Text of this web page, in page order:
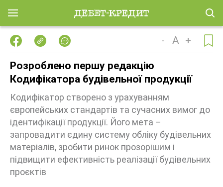
- A +
Розроблено першу редакцію
Кодифікатора будівельної продукції
Кодифікатор створено з урахуванням
європейських стандартів та сучасних вимог до
ідентифікації продукції. Його мета –
запровадити єдину систему обліку будівельних
матеріалів, зробити ринок прозорішим і
підвищити ефективність реалізації будівельних
проєктів